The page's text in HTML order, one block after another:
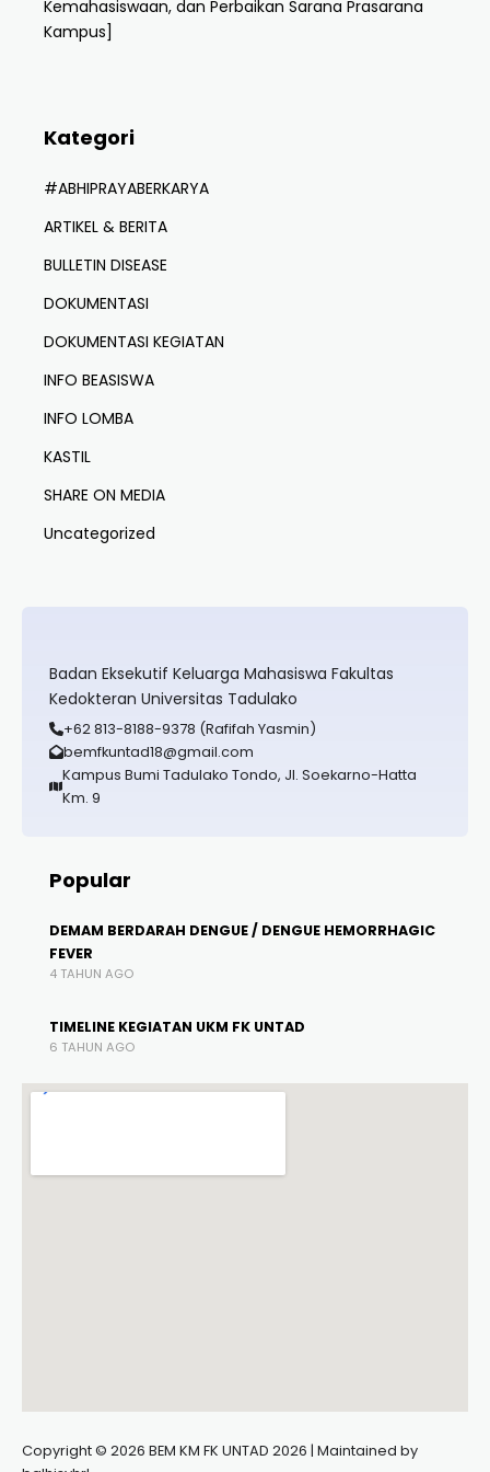
Kemahasiswaan, dan Perbaikan Sarana Prasarana
Kampus]
Kategori
#ABHIPRAYABERKARYA
ARTIKEL & BERITA
BULLETIN DISEASE
DOKUMENTASI
DOKUMENTASI KEGIATAN
INFO BEASISWA
INFO LOMBA
KASTIL
SHARE ON MEDIA
Uncategorized
Badan Eksekutif Keluarga Mahasiswa Fakultas
Kedokteran Universitas Tadulako
+62 813-8188-9378 (Rafifah Yasmin)
bemfkuntad18@gmail.com
Kampus Bumi Tadulako Tondo, Jl. Soekarno-Hatta
Km. 9
Popular
DEMAM BERDARAH DENGUE / DENGUE HEMORRHAGIC
FEVER
4 TAHUN AGO
TIMELINE KEGIATAN UKM FK UNTAD
6 TAHUN AGO
Copyright © 2026 BEM KM FK UNTAD 2026 | Maintained by